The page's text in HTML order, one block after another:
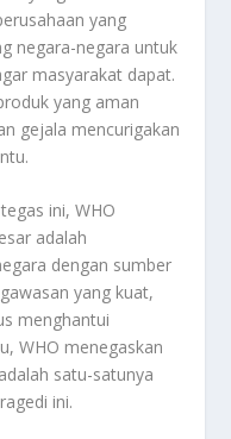
yang
negara-negara untuk
masyarakat dapat.
yang aman
gejala mencurigakan
ini, WHO
adalah
dengan sumber
yang kuat,
menghantui
WHO menegaskan
satu-satunya
ini.